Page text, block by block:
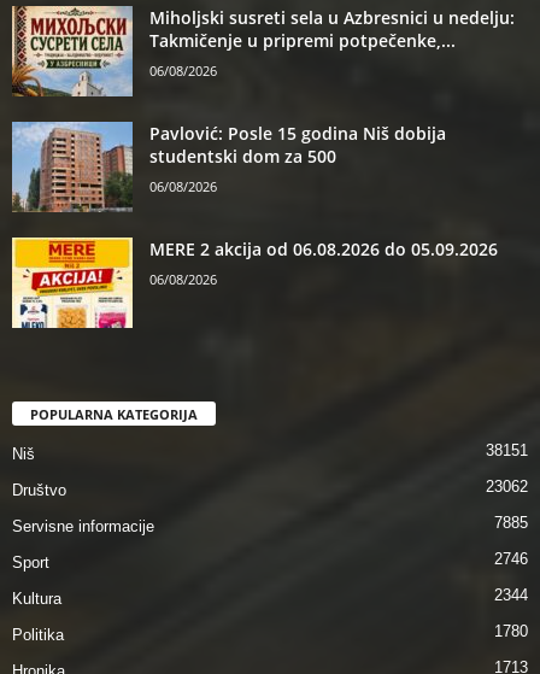
Miholjski susreti sela u Azbresnici u nedelju:
Takmičenje u pripremi potpečenke,...
06/08/2026
Pavlović: Posle 15 godina Niš dobija
studentski dom za 500
06/08/2026
MERE 2 akcija od 06.08.2026 do 05.09.2026
06/08/2026
POPULARNA KATEGORIJA
Niš 38151
Društvo 23062
Servisne informacije 7885
Sport 2746
Kultura 2344
Politika 1780
1713